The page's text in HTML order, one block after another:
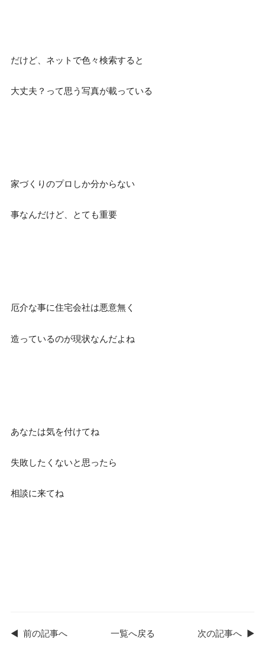
だけど、ネットで色々検索すると
大丈夫？って思う写真が載っている
家づくりのプロしか分からない
事なんだけど、とても重要
厄介な事に住宅会社は悪意無く
造っているのが現状なんだよね
あなたは気を付けてね
失敗したくないと思ったら
相談に来てね
◀ 前の記事へ 一覧へ戻る 次の記事へ ▶